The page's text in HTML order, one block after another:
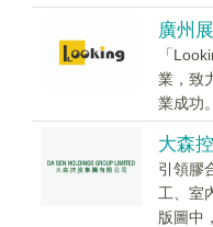
廣州
「
業，致
業成功
大森
引領膠
工、室
版圖中